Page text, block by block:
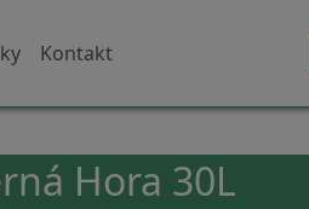
Kontakt
Hora 30L